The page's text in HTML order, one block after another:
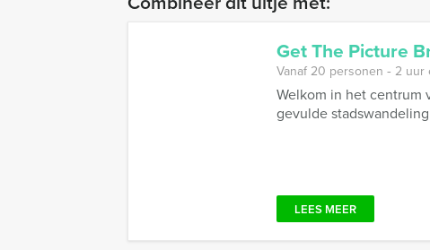
Get The Picture
Vanaf 20 personen ‐ 2
Welkom in het centrum
gevulde
LEES MEER